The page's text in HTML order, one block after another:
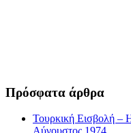
Πρόσφατα άρθρα
Τουρκική Εισβολή –